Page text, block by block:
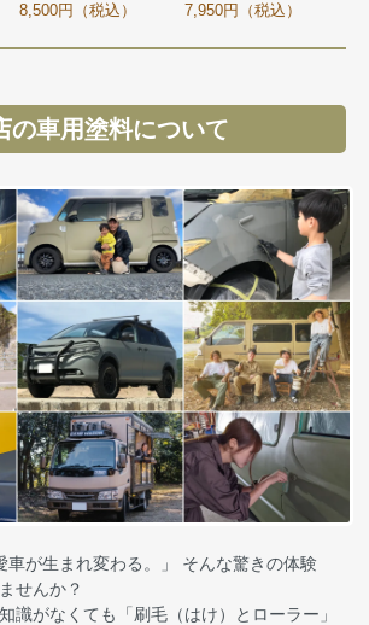
8,500円（税込）
7,950円（税込）
の車用塗料について
車が生まれ変わる。」 そんな驚きの体験
せんか？
識がなくても「刷毛（はけ）とローラー」